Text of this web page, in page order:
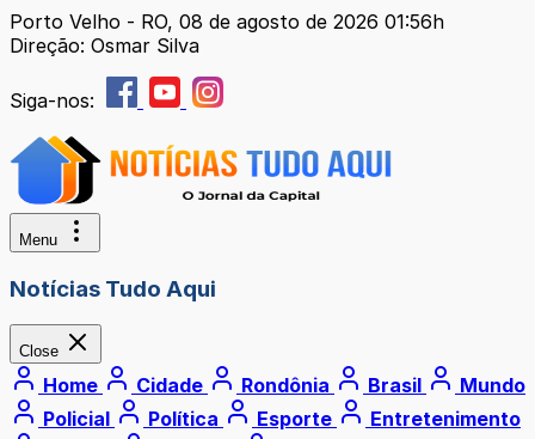
Porto Velho - RO, 08 de agosto de 2026 01:56h
Direção: Osmar Silva
Siga-nos:
Menu
Notícias Tudo Aqui
Close
Home Cidade Rondônia Brasil
Mundo
Policial
Política Esporte
Entretenimento